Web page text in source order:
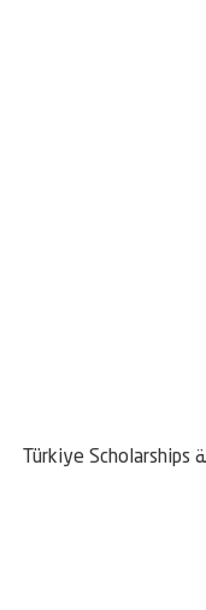
يتم التقديم حصريًا عبر الموقع الرسمي لمنحة Türkiye Scholarships